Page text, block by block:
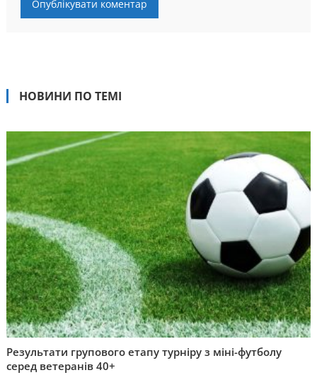
НОВИНИ ПО ТЕМІ
Результати групового етапу турніру з міні-футболу
серед ветеранів 40+